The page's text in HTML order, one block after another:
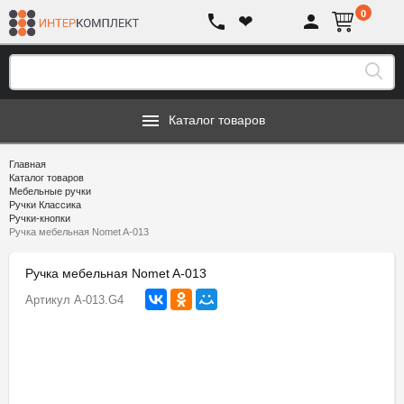
❤ 0
Каталог товаров
Главная
Каталог товаров
Мебельные ручки
Ручки Классика
Ручки-кнопки
Ручка мебельная Nomet A-013
Ручка мебельная Nomet A-013
Артикул A-013.G4